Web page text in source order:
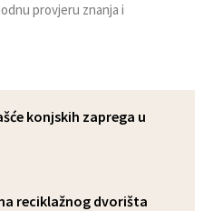
provjeru znanja i
konjskih zaprega u
reciklažnog dvorišta